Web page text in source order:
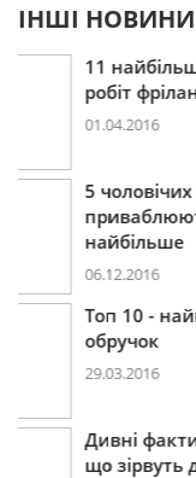
ІНШІ НОВИНИ